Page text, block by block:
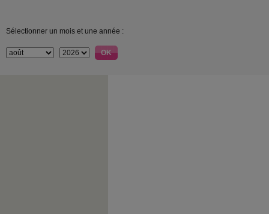
Sélectionner un mois et une année :